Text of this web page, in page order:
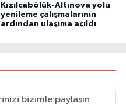
Kızılcabölük-Altınova yolu
yenileme çalışmalarının
ardından ulaşıma açıldı